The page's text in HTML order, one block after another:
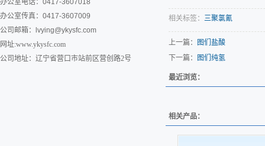
办公室电话：0417-3607018
办公室传真：0417-3607009
公司邮箱：
lvying@ykysfc.com
网址:www.ykysfc.com
公司地址：辽宁省营口市站前区营创路2号
相关标签： 三聚氯氰
上一篇： 图们盐酸
下一篇： 图们纯氢
最近浏览：
相关产品：